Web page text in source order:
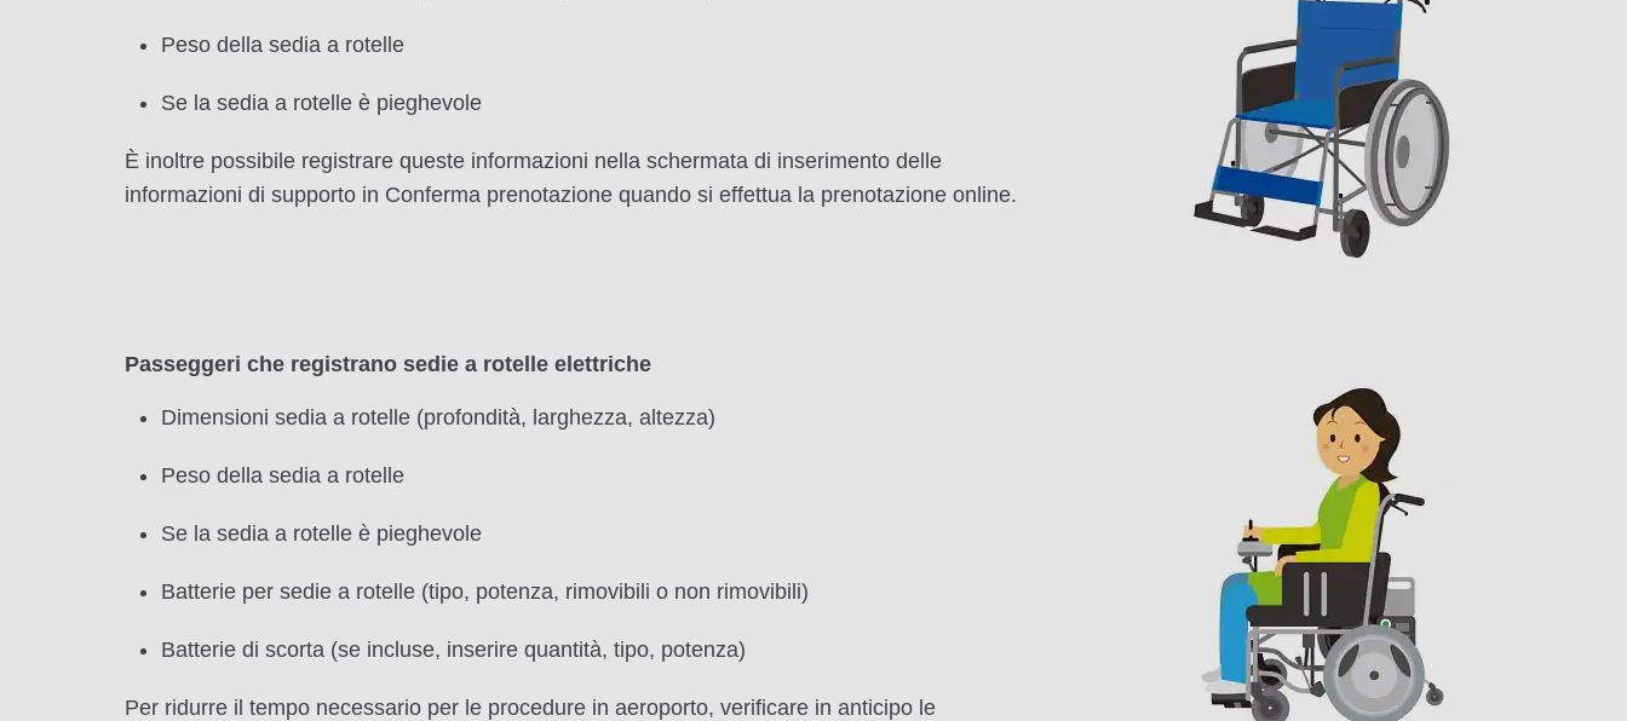
Peso della sedia a rotelle
Se la sedia a rotelle è pieghevole
È inoltre possibile registrare queste informazioni nella schermata di inserimento delle
informazioni di supporto in Conferma prenotazione quando si effettua la prenotazione online.
Passeggeri che registrano sedie a rotelle elettriche
Dimensioni sedia a rotelle (profondità, larghezza, altezza)
Peso della sedia a rotelle
Se la sedia a rotelle è pieghevole
Batterie per sedie a rotelle (tipo, potenza, rimovibili o non rimovibili)
Batterie di scorta (se incluse, inserire quantità, tipo, potenza)
Per ridurre il tempo necessario per le procedure in aeroporto, verificare in anticipo le